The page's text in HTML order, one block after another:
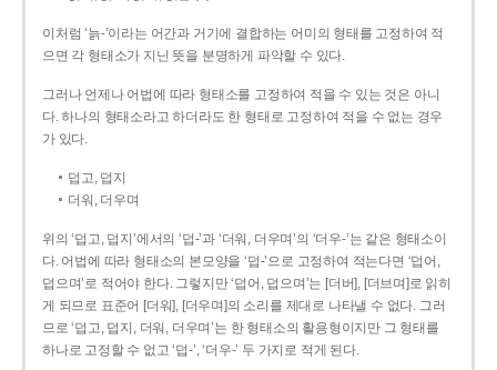
이처럼 ‘늙-­’이라는 어간과 거기에 결합하는 어미의 형태를 고정하여 적
으면 각 형태소가 지닌 뜻을 분명하게 파악할 수 있다.
그러나 언제나 어법에 따라 형태소를 고정하여 적을 수 있는 것은 아니
다. 하나의 형태소라고 하더라도 한 형태로 고정하여 적을 수 없는 경우
가 있다.
덥고, 덥지
더워, 더우며
위의 ‘덥고, 덥지’에서의 ‘덥-­’과 ‘더워, 더우며’의 ‘더우-­’는 같은 형태소이
다. 어법에 따라 형태소의 본모양을 ‘덥-­’으로 고정하여 적는다면 ‘덥어,
덥으며’로 적어야 한다. 그렇지만 ‘덥어, 덥으며’는 [더버], [더브며]로 읽히
게 되므로 표준어 [더워], [더우며]의 소리를 제대로 나타낼 수 없다. 그러
므로 ‘덥고, 덥지, 더워, 더우며’는 한 형태소의 활용형이지만 그 형태를
하나로 고정할 수 없고 ‘덥-’, ‘더우-’ 두 가지로 적게 된다.